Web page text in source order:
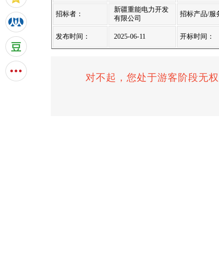
招标者：
新疆重能电力开发
有限公司
招标产品/服
发布时间： 2025-06-11 开标时间：
对不起，您处于游客阶段无